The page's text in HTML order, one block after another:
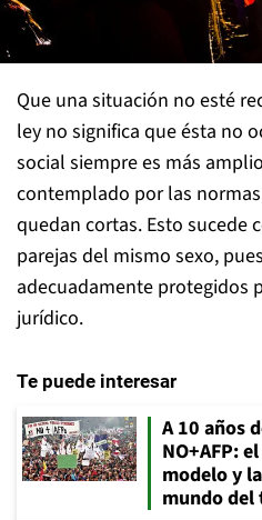
Que una situación no esté
ley no significa que ésta no
social siempre es más
contemplado por las
quedan cortas. Esto sucede
parejas del mismo sexo,
adecuadamente protegidos
jurídico.
Te puede interesar
A 10 años
NO+AFP:
modelo y
mundo del